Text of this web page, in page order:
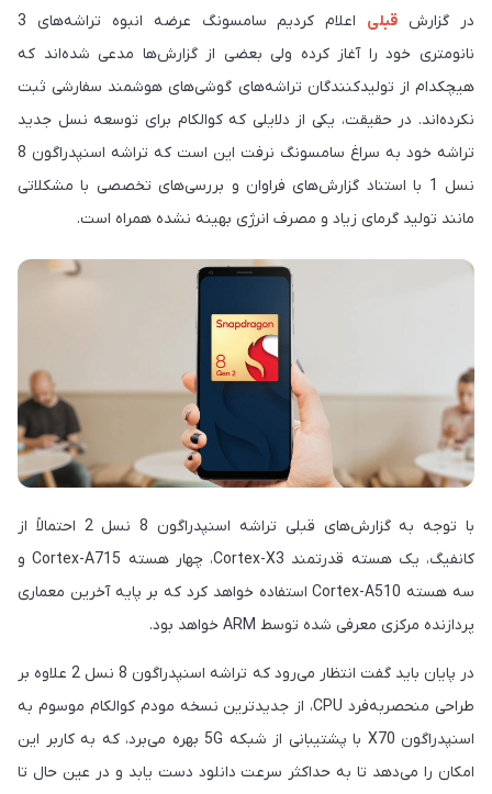
در گزارش قبلی
اعلام کردیم سامسونگ عرضه انبوه تراشه‌های 3
نانومتری خود را آغاز کرده ولی بعضی از گزارش‌ها مدعی شده‌اند که
هیچکدام از تولید‌کنندگان تراشه‌های گوشی‌های هوشمند سفارشی ثبت
نکرده‌اند. در حقیقت، یکی از دلایلی که کوالکام برای توسعه نسل جدید
تراشه خود به سراغ سامسونگ نرفت این است که تراشه اسنپدراگون 8
نسل 1 با استناد گزارش‌های فراوان و بررسی‌های تخصصی با مشکلاتی
مانند تولید گرمای زیاد و مصرف انرژی بهینه نشده همراه است.
با توجه به گزارش‌های قبلی تراشه اسنپدراگون 8 نسل 2 احتمالاً از
کانفیگ، یک هسته قدرتمند Cortex-X3، چهار هسته Cortex-A715 و
سه هسته Cortex-A510 استفاده خواهد کرد که بر پایه آخرین معماری
پردازنده مرکزی معرفی شده توسط ARM خواهد بود.
در پایان باید گفت انتظار می‌رود که تراشه اسنپدراگون 8 نسل 2 علاوه بر
طراحی منحصربه‌فرد CPU، از جدیدترین نسخه مودم کوالکام موسوم به
اسنپدراگون X70 با پشتیبانی از شبکه 5G بهره می‌برد، که به کاربر این
امکان را می‌دهد تا به حداکثر سرعت دانلود دست یابد و در عین حال تا